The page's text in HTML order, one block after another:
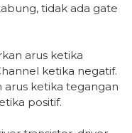
tidak ada gate
arus ketika
ketika negatif.
ketika tegangan
positif.